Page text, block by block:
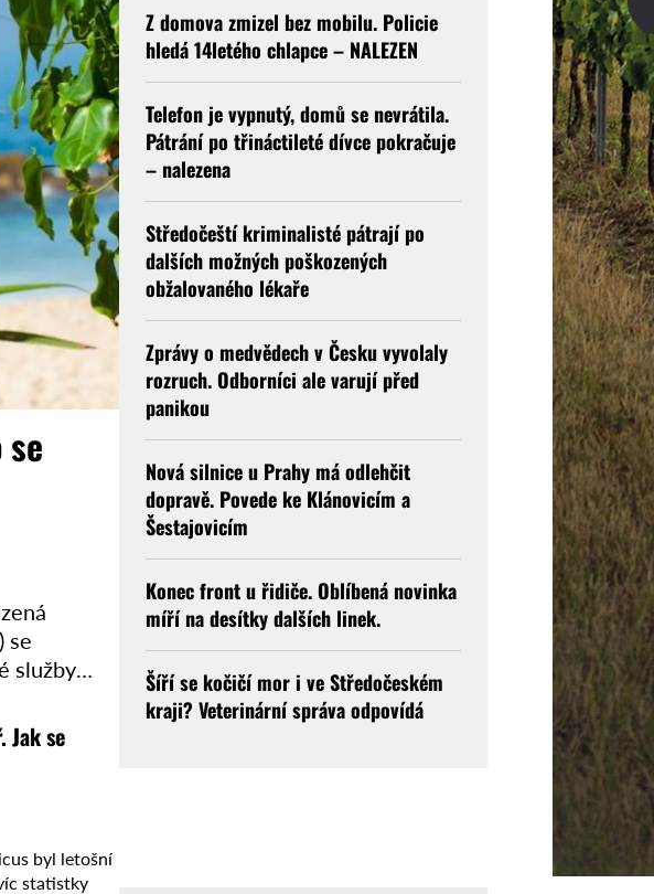
se
služby
se
byl letošní
statistky
Z domova zmizel bez mobilu. Policie
hledá 14letého chlapce – NALEZEN
Telefon je vypnutý, domů se nevrátila.
Pátrání po třináctileté dívce pokračuje
– nalezena
Středočeští kriminalisté pátrají po
dalších možných poškozených
obžalovaného lékaře
Zprávy o medvědech v Česku vyvolaly
rozruch. Odborníci ale varují před
panikou
Nová silnice u Prahy má odlehčit
dopravě. Povede ke Klánovicím a
Šestajovicím
Konec front u řidiče. Oblíbená novinka
míří na desítky dalších linek.
Šíří se kočičí mor i ve Středočeském
kraji? Veterinární správa odpovídá